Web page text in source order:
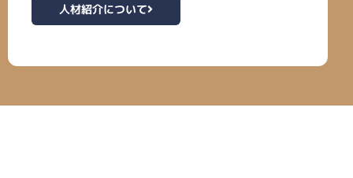
人材紹介について